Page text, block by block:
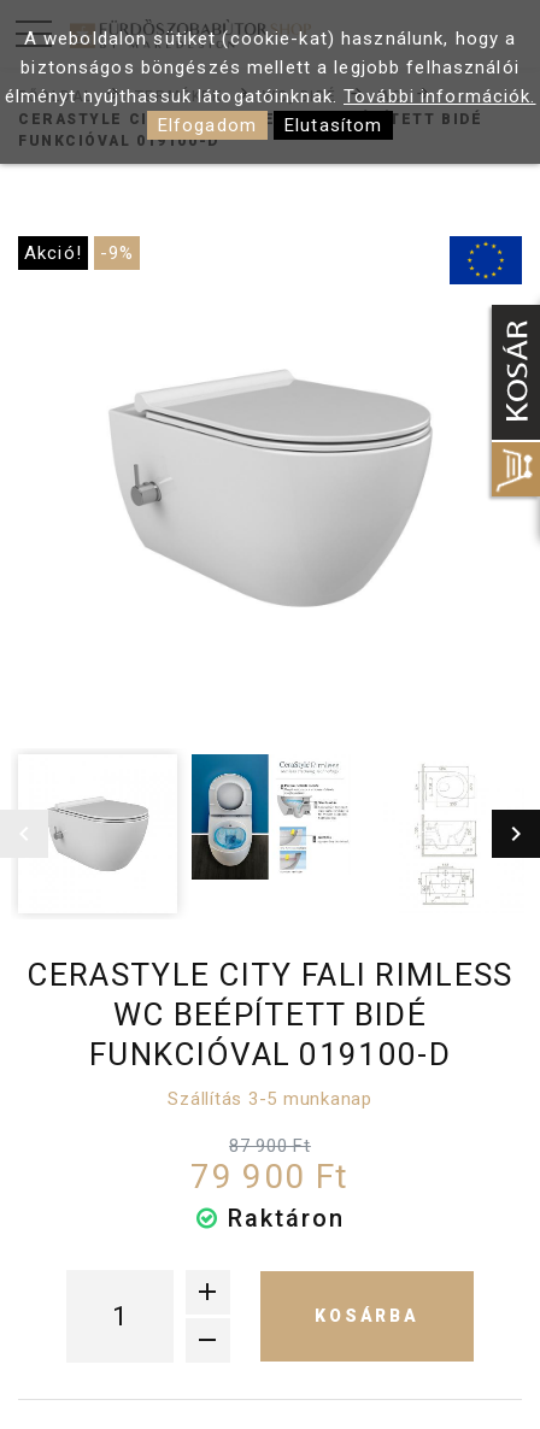
FŐOLDAL TERMÉKEK WC, BIDÉ
WC
CERASTYLE CITY FALI RIMLESS WC BEÉPÍTETT BIDÉ
FUNKCIÓVAL 019100-D
Akció! -9%
CERASTYLE CITY FALI RIMLESS
WC BEÉPÍTETT BIDÉ
FUNKCIÓVAL 019100-D
Szállítás 3-5 munkanap
87 900 Ft
79 900 Ft
Raktáron
KOSÁRBA
A weboldalon sütiket (cookie-kat) használunk, hogy a
biztonságos böngészés mellett a legjobb felhasználói
élményt nyújthassuk látogatóinknak. További információk.
Elfogadom
Elutasítom